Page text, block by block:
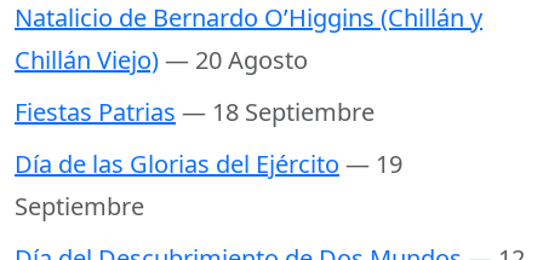
Natalicio de Bernardo O’Higgins (Chillán y
Chillán Viejo)— 20 Agosto
Fiestas Patrias — 18 Septiembre
Día de las Glorias del Ejército — 19
Septiembre